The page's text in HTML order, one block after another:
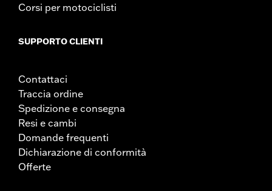
Corsi per motociclisti
SUPPORTO CLIENTI
Contattaci
Traccia ordine
Spedizione e consegna
Resi e cambi
Domande frequenti
Dichiarazione di conformità
Offerte